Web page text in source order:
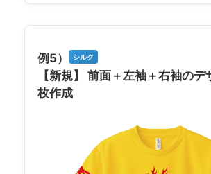
例5） シルク
【新規】 前面＋左袖＋右袖の
枚作成